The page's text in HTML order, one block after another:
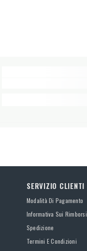
SERVIZIO CLIENTI
Modalità Di Pagamento
Informativa Sui Rimborsi
Spedizione
Termini E Condizioni